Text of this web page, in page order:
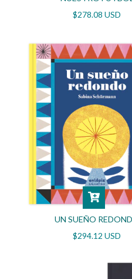
$278.08 USD
UN SUEÑO
$294.12 USD